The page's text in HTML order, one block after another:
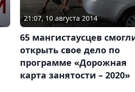
21:07, 10 августа 2014
65 мангистаусцев
открыть свое дело по
программе «Дорожная
карта занятости – 2020»